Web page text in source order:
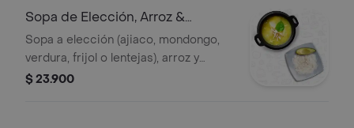
Sopa de Elección, Arroz &
Aguacate
Sopa a elección (ajiaco, mondongo,
verdura, frijol o lentejas), arroz y
aguacate.
$ 23.900